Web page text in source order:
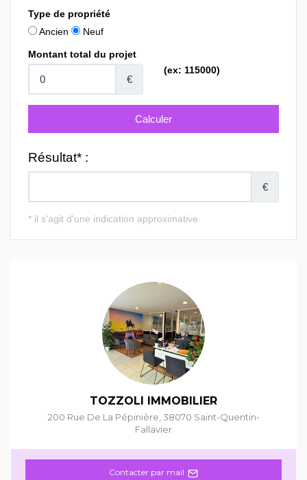
TOZZOLI IMMOBILIER
200 Rue De La Pépinière,38070 Saint-Quentin-
Fallavier
Contacter par mail